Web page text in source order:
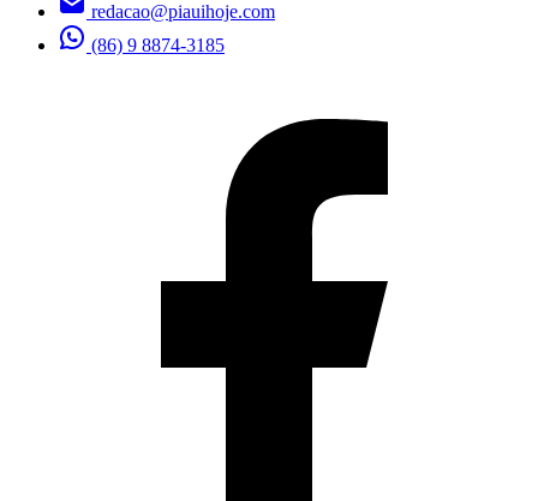
redacao@piauihoje.com
(86) 9 8874-3185